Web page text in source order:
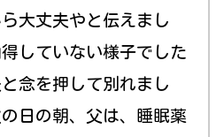
大丈夫やと伝えまし
していない様子でした
念を押して別れまし
日の朝、父は、睡眠薬